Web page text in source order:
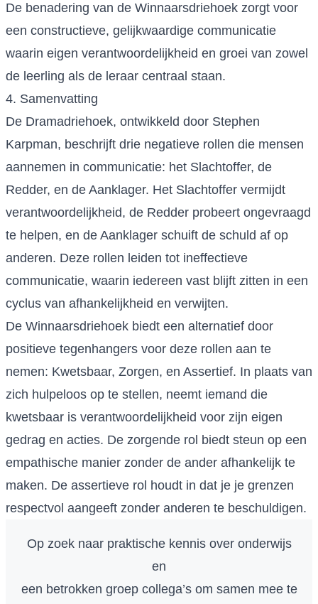
De benadering van de Winnaarsdriehoek zorgt voor
een constructieve, gelijkwaardige communicatie
waarin eigen verantwoordelijkheid en groei van zowel
de leerling als de leraar centraal staan.
4. Samenvatting
De Dramadriehoek, ontwikkeld door Stephen
Karpman, beschrijft drie negatieve rollen die mensen
aannemen in communicatie: het Slachtoffer, de
Redder, en de Aanklager. Het Slachtoffer vermijdt
verantwoordelijkheid, de Redder probeert ongevraagd
te helpen, en de Aanklager schuift de schuld af op
anderen. Deze rollen leiden tot ineffectieve
communicatie, waarin iedereen vast blijft zitten in een
cyclus van afhankelijkheid en verwijten.
De Winnaarsdriehoek biedt een alternatief door
positieve tegenhangers voor deze rollen aan te
nemen: Kwetsbaar, Zorgen, en Assertief. In plaats van
zich hulpeloos op te stellen, neemt iemand die
kwetsbaar is verantwoordelijkheid voor zijn eigen
gedrag en acties. De zorgende rol biedt steun op een
empathische manier zonder de ander afhankelijk te
maken. De assertieve rol houdt in dat je je grenzen
respectvol aangeeft zonder anderen te beschuldigen.
Op zoek naar praktische kennis over onderwijs
en
een betrokken groep collega’s om samen mee te